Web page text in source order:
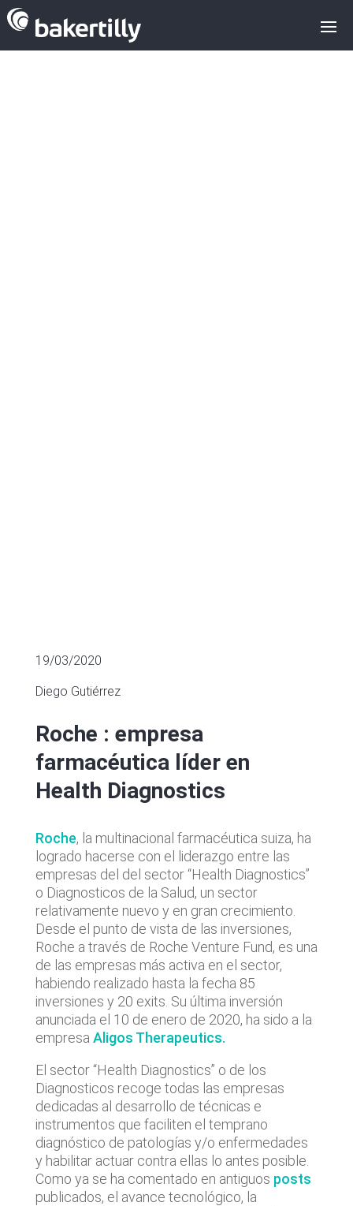
19/03/2020
Diego Gutiérrez
Roche : empresa
farmacéutica líder en
Health Diagnostics
Roche, la multinacional farmacéutica suiza, ha
logrado hacerse con el liderazgo entre las
empresas del del sector “Health Diagnostics”
o Diagnosticos de la Salud, un sector
relativamente nuevo y en gran crecimiento.
Desde el punto de vista de las inversiones,
Roche a través de Roche Venture Fund, es una
de las empresas más activa en el sector,
habiendo realizado hasta la fecha 85
inversiones y 20 exits. Su última inversión
anunciada el 10 de enero de 2020, ha sido a la
empresa Aligos Therapeutics.
El sector “Health Diagnostics” o de los
Diagnosticos recoge todas las empresas
dedicadas al desarrollo de técnicas e
instrumentos que faciliten el temprano
diagnóstico de patologías y/o enfermedades
y habilitar actuar contra ellas lo antes posible.
Como ya se ha comentado en antiguos posts
publicados, el avance tecnológico, la